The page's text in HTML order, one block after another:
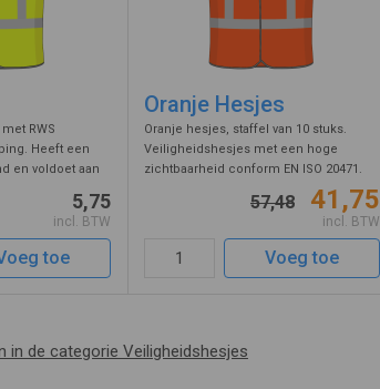
RWS
Heeft een
en voldoet aan
eis van
heeft hor ...
5,75
incl. BTW
toe
Oranje Hesjes
Oranje hesjes, staffel van 10 stuks.
Veiligheidshesjes met een hoge
zichtbaarheid conform EN ISO 20471.
Deze vesten hebben 4 reflecterende
strepen, 2 horizontaal en 2 verticaal.
Door de reflectie banden valt u in he ...
57,48 41,75
incl. BTW
Voeg toe
in de categorie Veiligheidshesjes